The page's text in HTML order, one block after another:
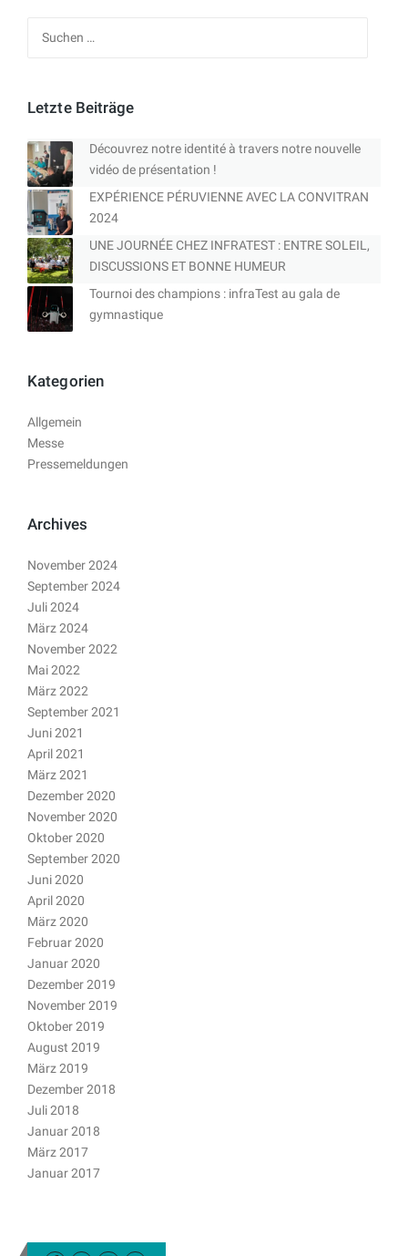
Letzte Beiträge
Découvrez notre identité à travers notre nouvelle
vidéo de présentation !
EXPÉRIENCE PÉRUVIENNE AVEC LA CONVITRAN
2024
UNE JOURNÉE CHEZ INFRATEST : ENTRE SOLEIL,
DISCUSSIONS ET BONNE HUMEUR
Tournoi des champions : infraTest au gala de
gymnastique
Kategorien
Allgemein
Messe
Pressemeldungen
Archives
November 2024
September 2024
Juli 2024
März 2024
November 2022
Mai 2022
März 2022
September 2021
Juni 2021
April 2021
März 2021
Dezember 2020
November 2020
Oktober 2020
September 2020
Juni 2020
April 2020
März 2020
Februar 2020
Januar 2020
Dezember 2019
November 2019
Oktober 2019
August 2019
März 2019
Dezember 2018
Juli 2018
Januar 2018
März 2017
Januar 2017